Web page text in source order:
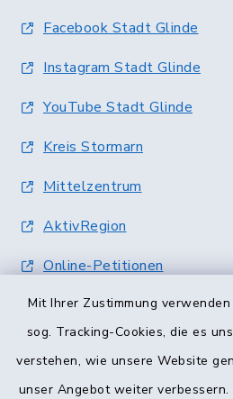
Mit Ihrer Zustimmung
sog. Tracking-Cookies, die es
verstehen, wie unsere Website
unser Angebot weiter
Facebook Stadt Glinde
Instagram Stadt Glinde
YouTube Stadt Glinde
Kreis Stormarn
Mittelzentrum
AktivRegion
Online-Petitionen
Terminvergabe